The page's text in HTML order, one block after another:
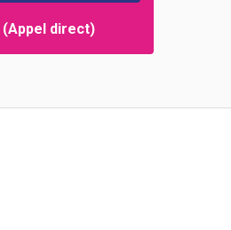
(Appel direct)